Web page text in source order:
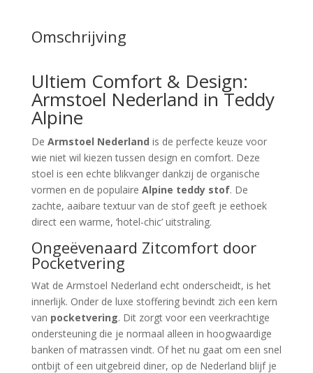
Omschrijving
Ultiem Comfort & Design:
Armstoel Nederland in Teddy
Alpine
De Armstoel Nederland is de perfecte keuze voor
wie niet wil kiezen tussen design en comfort. Deze
stoel is een echte blikvanger dankzij de organische
vormen en de populaire Alpine teddy stof. De
zachte, aaibare textuur van de stof geeft je eethoek
direct een warme, ‘hotel-chic’ uitstraling.
Ongeëvenaard Zitcomfort door
Pocketvering
Wat de Armstoel Nederland echt onderscheidt, is het
innerlijk. Onder de luxe stoffering bevindt zich een kern
van pocketvering. Dit zorgt voor een veerkrachtige
ondersteuning die je normaal alleen in hoogwaardige
banken of matrassen vindt. Of het nu gaat om een snel
ontbijt of een uitgebreid diner, op de Nederland blijf je